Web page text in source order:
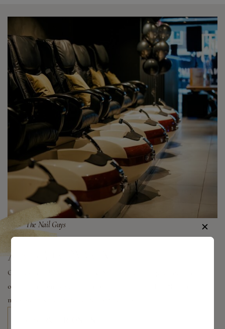
The Nail Guys
AFSPRAAK MAKEN
Ontdek zelf de magie van The Nail Guys en gun jezelf een moment
om te genieten. Reserveer nu jouw moment bij The Nail Guys en
maak kennis met onze liefde voor het vak.
✕